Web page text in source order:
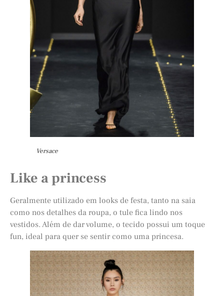
Versace
Like a princess
Geralmente utilizado em looks de festa, tanto na saia
como nos detalhes da roupa, o tule fica lindo nos
vestidos. Além de dar volume, o tecido possui um toque
fun, ideal para quer se sentir como uma princesa.